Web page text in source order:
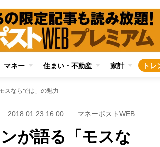
マネー 住まい・不動産 家計 トレ
スならでは」の魅力
2018.01.23 16:00 マネーポストWEB
が語る「モスな